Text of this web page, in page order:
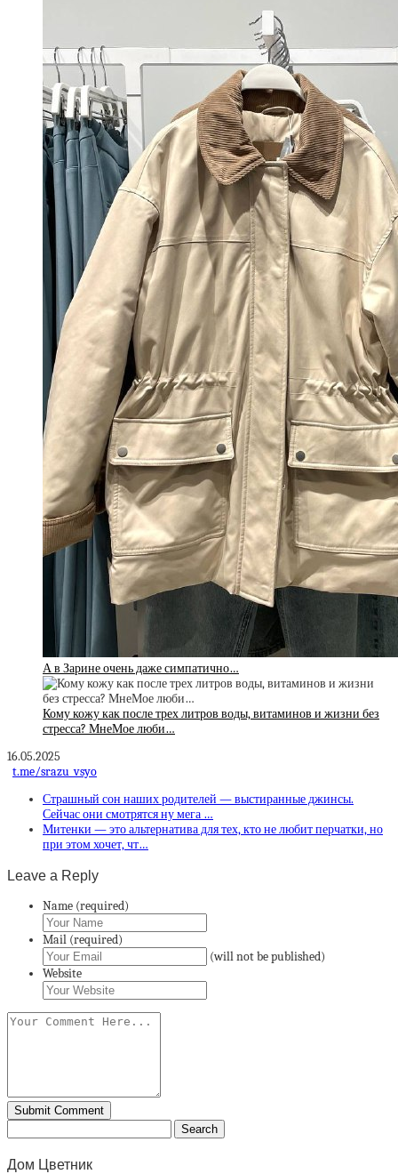
А в Зарине очень даже симпатично…
Кому кожу как после трех литров воды, витаминов и жизни без
стресса? МнеМое люби…
16.05.2025
t.me/srazu_vsyo
Страшный сон наших родителей — выстиранные джинсы.
Сейчас они смотрятся ну мега …
Митенки — это альтернатива для тех, кто не любит перчатки, но
при этом хочет, чт…
Leave a Reply
Name (required)
Mail (required)
(will not be published)
Website
Дом Цветник